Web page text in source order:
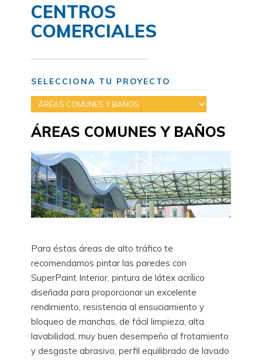
CENTROS
COMERCIALES
SELECCIONA TU PROYECTO
ÁREAS COMUNES Y BAÑOS
Para éstas áreas de alto tráfico te
recomendamos pintar las paredes con
SuperPaint Interior, pintura de látex acrílico
diseñada para proporcionar un excelente
rendimiento, resistencia al ensuciamiento y
bloqueo de manchas, de fácil limpieza, alta
lavabilidad, muy buen desempeño al frotamiento
y desgaste abrasivo, perfil equilibrado de lavado